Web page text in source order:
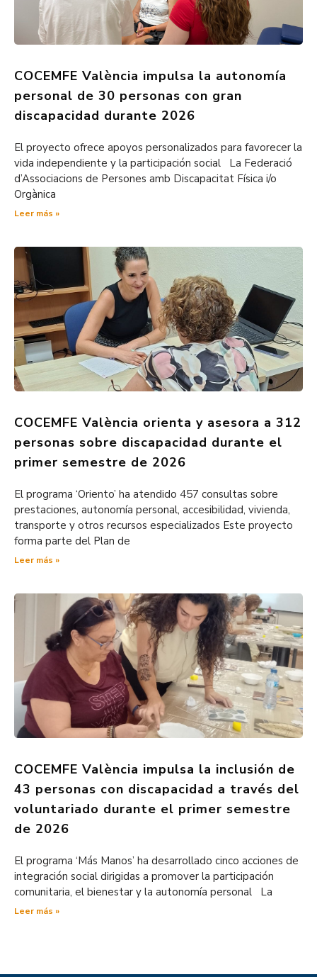
COCEMFE València impulsa la autonomía
personal de 30 personas con gran
discapacidad durante 2026
El proyecto ofrece apoyos personalizados para favorecer la
vida independiente y la participación social La Federació
d’Associacions de Persones amb Discapacitat Física i/o
Orgànica
Leer más »
COCEMFE València orienta y asesora a 312
personas sobre discapacidad durante el
primer semestre de 2026
El programa ‘Oriento’ ha atendido 457 consultas sobre
prestaciones, autonomía personal, accesibilidad, vivienda,
transporte y otros recursos especializados Este proyecto
forma parte del Plan de
Leer más »
COCEMFE València impulsa la inclusión de
43 personas con discapacidad a través del
voluntariado durante el primer semestre
de 2026
El programa ‘Más Manos’ ha desarrollado cinco acciones de
integración social dirigidas a promover la participación
comunitaria, el bienestar y la autonomía personal La
Leer más »